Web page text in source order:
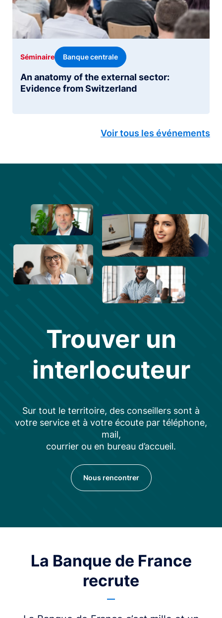
An anatomy of the external sector:
Evidence from Switzerland
Séminaire Banque centrale
Voir tous les événements
Trouver un
interlocuteur
Sur tout le territoire, des conseillers sont à
votre service et à votre écoute par téléphone,
mail,
courrier ou en bureau d’accueil.
Nous rencontrer
La Banque de France
recrute